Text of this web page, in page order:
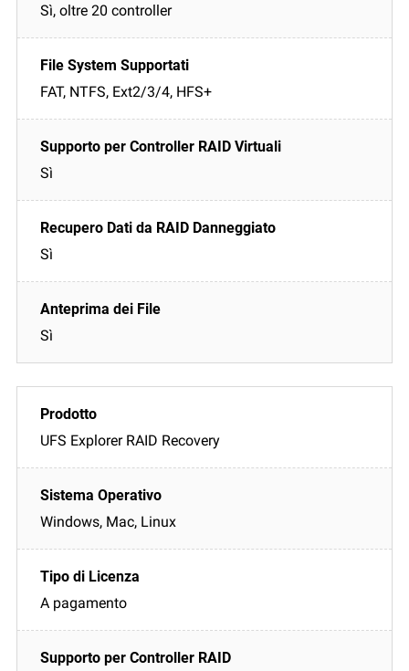
Sì, oltre 20 controller
FAT, NTFS, Ext2/3/4, HFS+
Sì
Sì
Sì
UFS Explorer RAID Recovery
Windows, Mac, Linux
A pagamento